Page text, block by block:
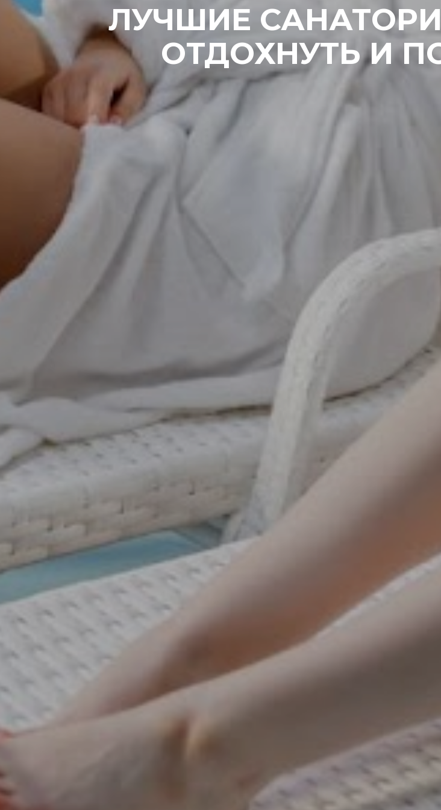
ЛУЧШИЕ
ОТДОХНУТЬ И